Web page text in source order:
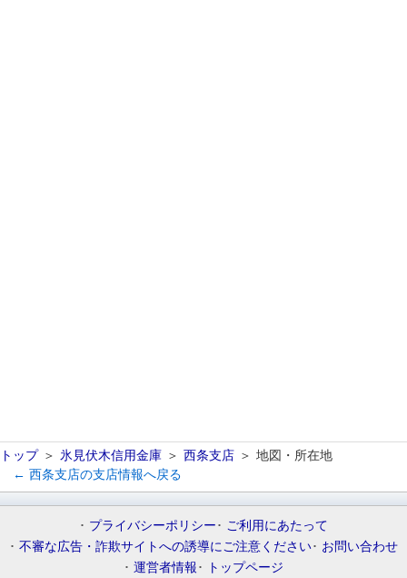
トップ 氷見伏木信用金庫 西条支店
地図・所在地
← 西条支店の支店情報へ戻る
プライバシーポリシー
ご利用にあたって
不審な広告・詐欺サイトへの誘導にご注意ください
お問い合わせ
運営者情報
トップページ